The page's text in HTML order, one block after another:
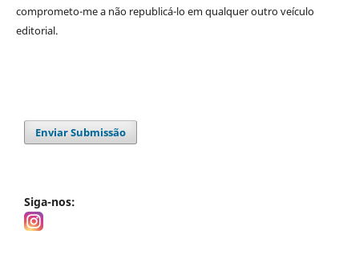
comprometo-me a não republicá-lo em qualquer outro veículo
editorial.
Enviar Submissão
Siga-nos: